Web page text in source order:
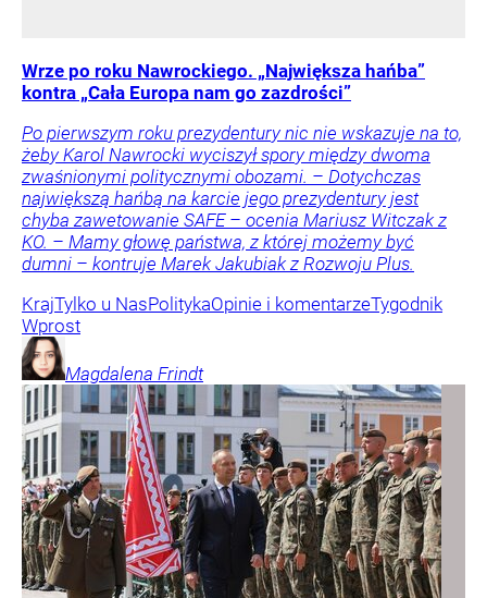
Wrze po roku Nawrockiego. „Największa hańba”
kontra „Cała Europa nam go zazdrości”
Po pierwszym roku prezydentury nic nie wskazuje na to,
żeby Karol Nawrocki wyciszył spory między dwoma
zwaśnionymi politycznymi obozami. – Dotychczas
największą hańbą na karcie jego prezydentury jest
chyba zawetowanie SAFE – ocenia Mariusz Witczak z
KO. – Mamy głowę państwa, z której możemy być
dumni – kontruje Marek Jakubiak z Rozwoju Plus.
KrajTylko u NasPolitykaOpinie i komentarzeTygodnik
Wprost
Magdalena Frindt